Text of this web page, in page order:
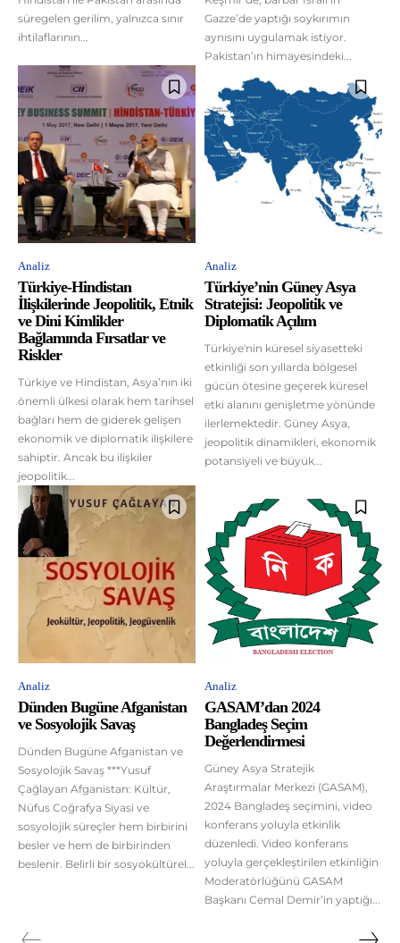
süregelen gerilim, yalnızca sınır
ihtilaflarının...
Gazze’de yaptığı soykırımın
aynısını uygulamak istiyor.
Pakistan’ın himayesindeki...
Analiz
Türkiye-Hindistan
İlişkilerinde Jeopolitik, Etnik
ve Dini Kimlikler
Bağlamında Fırsatlar ve
Riskler
Türkiye ve Hindistan, Asya’nın iki
önemli ülkesi olarak hem tarihsel
bağları hem de giderek gelişen
ekonomik ve diplomatik ilişkilere
sahiptir. Ancak bu ilişkiler
jeopolitik...
Analiz
Türkiye’nin Güney Asya
Stratejisi: Jeopolitik ve
Diplomatik Açılım
Türkiye'nin küresel siyasetteki
etkinliği son yıllarda bölgesel
gücün ötesine geçerek küresel
etki alanını genişletme yönünde
ilerlemektedir. Güney Asya,
jeopolitik dinamikleri, ekonomik
potansiyeli ve büyük...
Analiz
Dünden Bugüne Afganistan
ve Sosyolojik Savaş
Dünden Bugüne Afganistan ve
Sosyolojik Savaş ***Yusuf
Çağlayan Afganistan: Kültür,
Nüfus Coğrafya Siyasi ve
sosyolojik süreçler hem birbirini
besler ve hem de birbirinden
beslenir. Belirli bir sosyokültürel...
Analiz
GASAM’dan 2024
Bangladeş Seçim
Değerlendirmesi
Güney Asya Stratejik
Araştırmalar Merkezi (GASAM),
2024 Bangladeş seçimini, video
konferans yoluyla etkinlik
düzenledi. Video konferans
yoluyla gerçekleştirilen etkinliğin
Moderatörlüğünü GASAM
Başkanı Cemal Demir’in yaptığı...